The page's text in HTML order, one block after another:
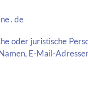
. de
oder juristische
E-Mail-